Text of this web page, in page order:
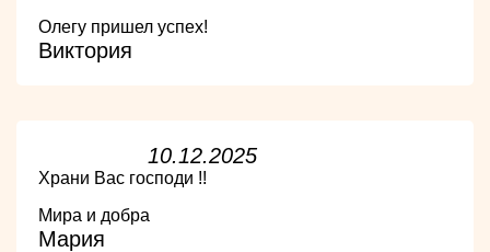
Олегу пришел успех!
Виктория
10.12.2025
Храни Вас господи !!
Мира и добра
Мария